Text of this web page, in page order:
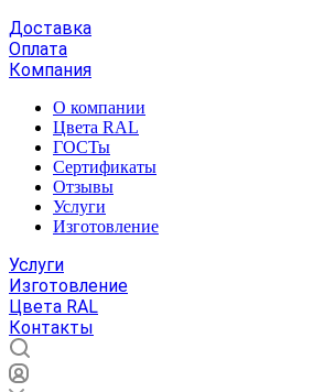
Доставка
Оплата
Компания
О компании
Цвета RAL
ГОСТы
Сертификаты
Отзывы
Услуги
Изготовление
Услуги
Изготовление
Цвета RAL
Контакты